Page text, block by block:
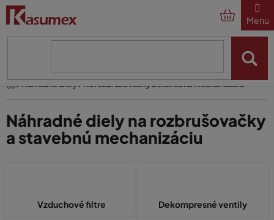
Prejsť
obsah
Náhradné diely Na rozbrušovačky a stavebnú mechanizáciu
Náhradné diely na rozbrušovačky
a stavebnú mechanizáciu
Vzduchové filtre Dekompresné ventily